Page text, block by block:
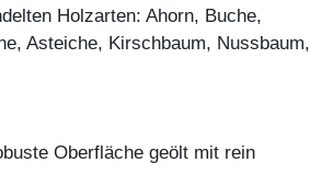
Holzarten: Ahorn, Buche,
Asteiche, Kirschbaum, Nussbaum,
Oberfläche geölt mit rein